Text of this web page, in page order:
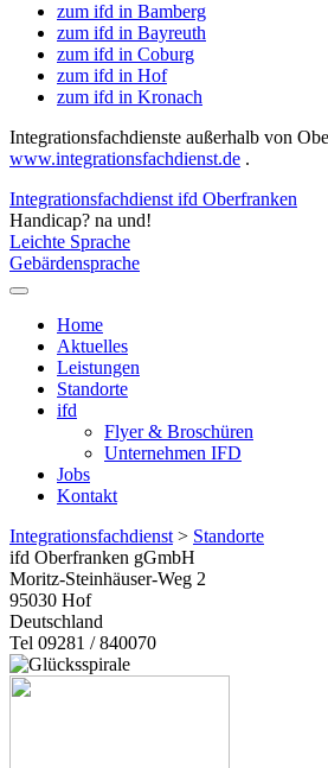
zum ifd in Bamberg
zum ifd in Bayreuth
zum ifd in Coburg
zum ifd in Hof
zum ifd in Kronach
Integrationsfachdienste außerhalb von
www.integrationsfachdienst.de .
Integrationsfachdienst ifd Oberfranken
Handicap? na und!
Leichte Sprache
Gebärdensprache
Home
Aktuelles
Leistungen
Standorte
ifd
Flyer & Broschüren
Unternehmen IFD
Jobs
Kontakt
Integrationsfachdienst> Standorte
ifd Oberfranken gGmbH
Moritz-Steinhäuser-Weg 2
95030 Hof
Deutschland
Tel 09281 / 840070